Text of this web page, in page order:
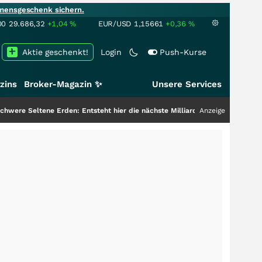
sichern.
29.686,32 +1,04% EUR/USD 1,15661 +0,36 %
Login Push-Kurse
Aktie geschenkt!
Broker-Magazin ✨ Unsere Services
Erden: Entsteht hier die nächste Milliardenstory?+++Anzeige